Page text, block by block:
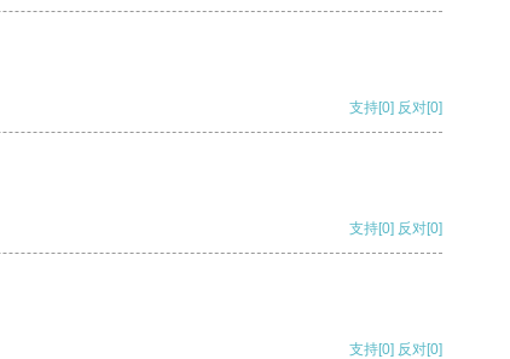
支持[0] 反对[0]
支持[0] 反对[0]
支持[0] 反对[0]